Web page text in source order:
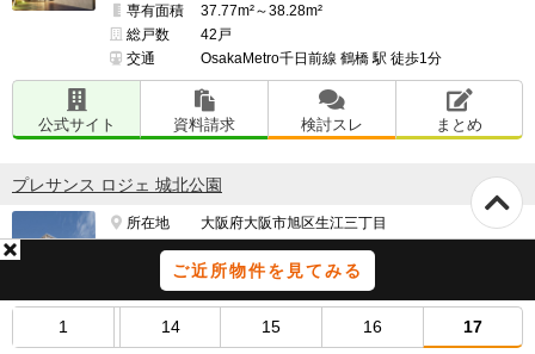
ご近所物件を見てみる
1 14 15 16 17
専有面積
37.77m²～38.28m²
総戸数
42戸
交通
OsakaMetro千日前線 鶴橋 駅 徒歩1分
公式サイト 資料請求 検討スレ まとめ
プレサンス ロジェ 城北公園
所在地
大阪府大阪市旭区生江三丁目
4,070万円～5,430万円
2LDK・2LDK＋S・3LDK ※Sはサービスルーム
です。
総戸数